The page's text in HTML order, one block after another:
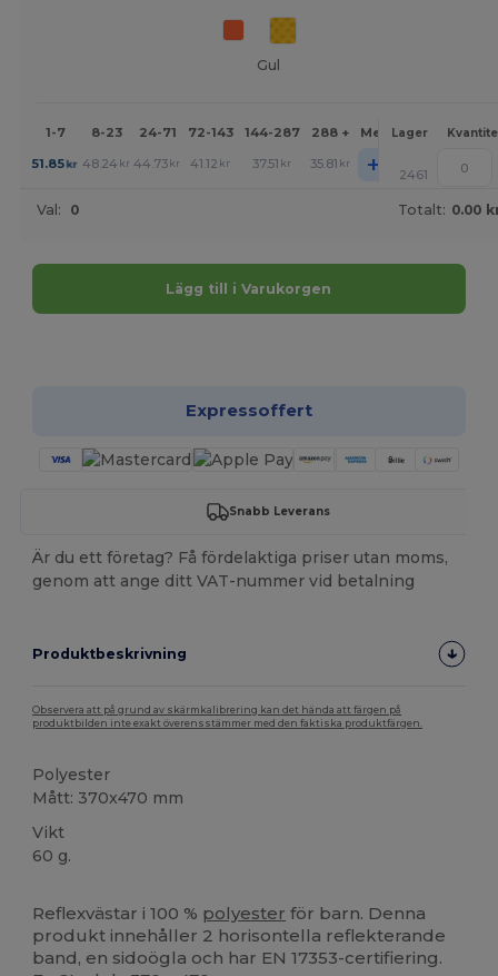
Gul
1-7 8-23 24-71 72-143 144-287 288 + Mer Lager
51.85kr 48.24 kr 44.73 kr 41.12 kr 37.51 kr 35.81 kr + 2461
Val: 0 Totalt: 0.00
Lägg till i Varukorgen
Expressoffert
Snabb Leverans
Är du ett företag? Få fördelaktiga priser utan moms,
genom att ange ditt VAT-nummer vid betalning
Produktbeskrivning
Observera att på grund av skärmkalibrering kan det hända att färgen på
produktbilden inte exakt överensstämmer med den faktiska produktfärgen.
Polyester
Mått: 370x470 mm
Vikt
60 g.
Reflexvästar i 100 % polyester för barn. Denna
produkt innehåller 2 horisontella reflekterande
band, en sidoögla och har EN 17353-certifiering.